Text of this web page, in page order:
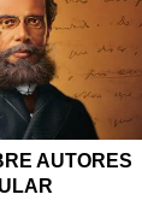
AUTORES